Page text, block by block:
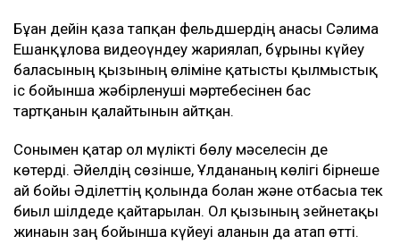
Бұған дейін қаза тапқан фельдшердің анасы Сәлима
Ешанқұлова видеоүндеу жариялап, бұрынғы күйеу
баласының қызының өліміне қатысты қылмыстық
іс бойынша жәбірленуші мәртебесінен бас
тартқанын қалайтынын айтқан.
Сонымен қатар ол мүлікті бөлу мәселесін де
көтерді. Әйелдің сөзінше, Ұлдананың көлігі бірнеше
ай бойы Әділеттің қолында болған және отбасыға тек
биыл шілдеде қайтарылған. Ол қызының зейнетақы
жинағын заң бойынша күйеуі алғанын да атап өтті.